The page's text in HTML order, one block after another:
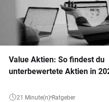
Value Aktien: So findest du
unterbewertete Aktien in
21 Minute(n) Ratgeber